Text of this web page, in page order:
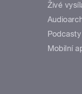
Mobilní